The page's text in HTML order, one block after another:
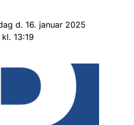
d. 16. januar 2025
kl. 13:19